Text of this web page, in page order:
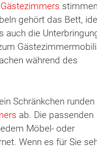
Gästezimmers
gehört das Bett,
auch die
während des
Schränkchen runden
ab. Die passenden
Möbel- oder
Wenn es für Sie